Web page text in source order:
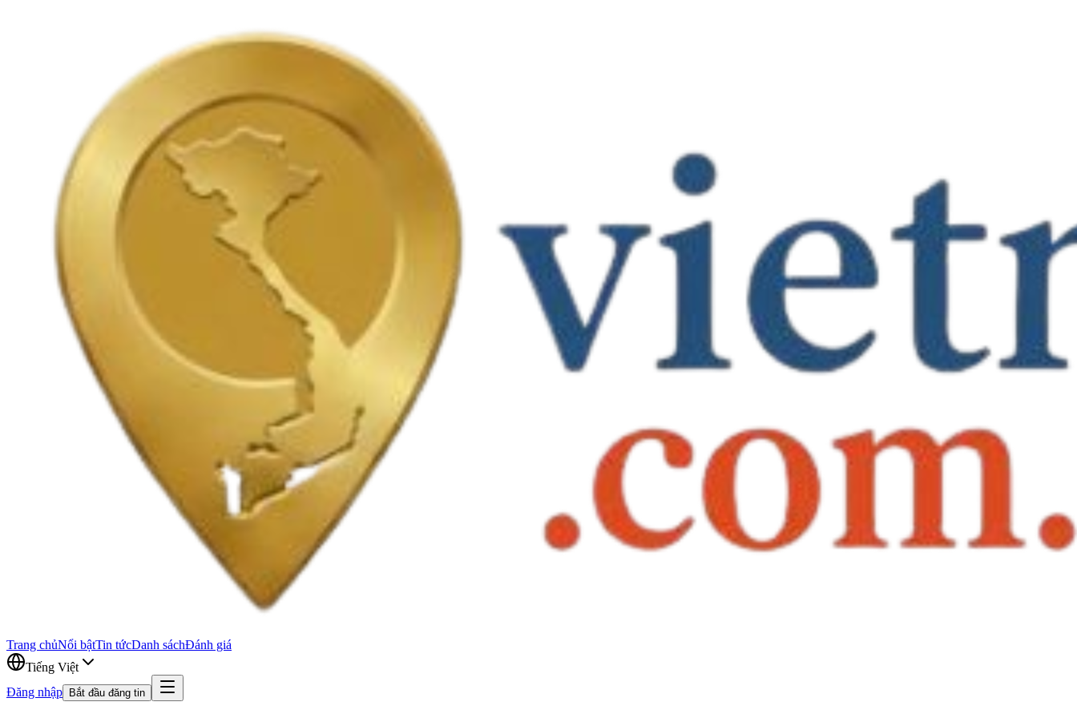
Trang chủNổi bậtTin tứcDanh sáchĐánh giá
Tiếng Việt
Đăng nhập
Bắt đầu đăng tin